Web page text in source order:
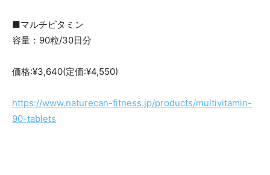
■マルチビタミン
容量：90粒/30日分
価格:¥3,640(定価:¥4,550)
https://www.naturecan-fitness.jp/products/multivitamin-
90-tablets